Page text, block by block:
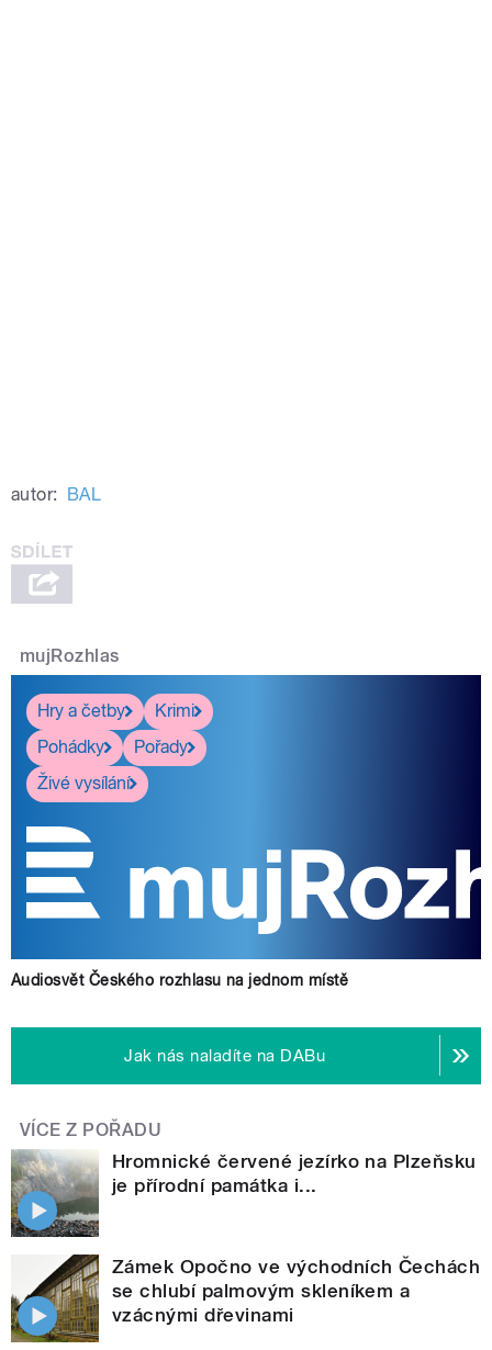
autor: BAL
mujRozhlas
Hry a četby
Krimi
Pohádky
Pořady
Živé vysílání
Audiosvět Českého rozhlasu na jednom místě
Jak nás naladíte na DABu
VÍCE Z POŘADU
Hromnické červené jezírko na Plzeňsku
je přírodní památka i...
Zámek Opočno ve východních Čechách
se chlubí palmovým skleníkem a
vzácnými dřevinami